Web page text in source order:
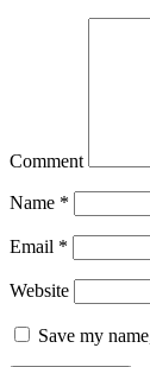
Comment
Name *
Email *
Website
Save my